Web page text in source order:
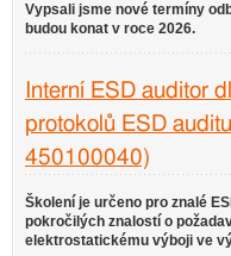
Vypsali jsme nové termíny
budou konat v roce 2026.
Interní ESD auditor
protokolů ESD
450100040)
Školení je určeno pro znalé
pokročilých znalostí o
elektrostatickému výboji ve